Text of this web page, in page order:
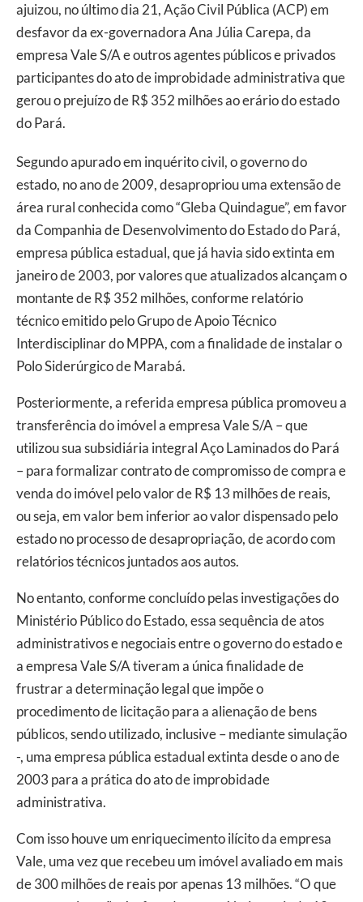
ajuizou, no último dia 21, Ação Civil Pública (ACP) em
desfavor da ex-governadora Ana Júlia Carepa, da
empresa Vale S/A e outros agentes públicos e privados
participantes do ato de improbidade administrativa que
gerou o prejuízo de R$ 352 milhões ao erário do estado
do Pará.
Segundo apurado em inquérito civil, o governo do
estado, no ano de 2009, desapropriou uma extensão de
área rural conhecida como “Gleba Quindague”, em favor
da Companhia de Desenvolvimento do Estado do Pará,
empresa pública estadual, que já havia sido extinta em
janeiro de 2003, por valores que atualizados alcançam o
montante de R$ 352 milhões, conforme relatório
técnico emitido pelo Grupo de Apoio Técnico
Interdisciplinar do MPPA, com a finalidade de instalar o
Polo Siderúrgico de Marabá.
Posteriormente, a referida empresa pública promoveu a
transferência do imóvel a empresa Vale S/A – que
utilizou sua subsidiária integral Aço Laminados do Pará
– para formalizar contrato de compromisso de compra e
venda do imóvel pelo valor de R$ 13 milhões de reais,
ou seja, em valor bem inferior ao valor dispensado pelo
estado no processo de desapropriação, de acordo com
relatórios técnicos juntados aos autos.
No entanto, conforme concluído pelas investigações do
Ministério Público do Estado, essa sequência de atos
administrativos e negociais entre o governo do estado e
a empresa Vale S/A tiveram a única finalidade de
frustrar a determinação legal que impõe o
procedimento de licitação para a alienação de bens
públicos, sendo utilizado, inclusive – mediante simulação
-, uma empresa pública estadual extinta desde o ano de
2003 para a prática do ato de improbidade
administrativa.
Com isso houve um enriquecimento ilícito da empresa
Vale, uma vez que recebeu um imóvel avaliado em mais
de 300 milhões de reais por apenas 13 milhões. “O que